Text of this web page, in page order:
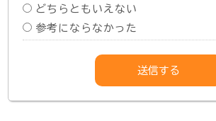
どちらともいえない
参考にならなかった